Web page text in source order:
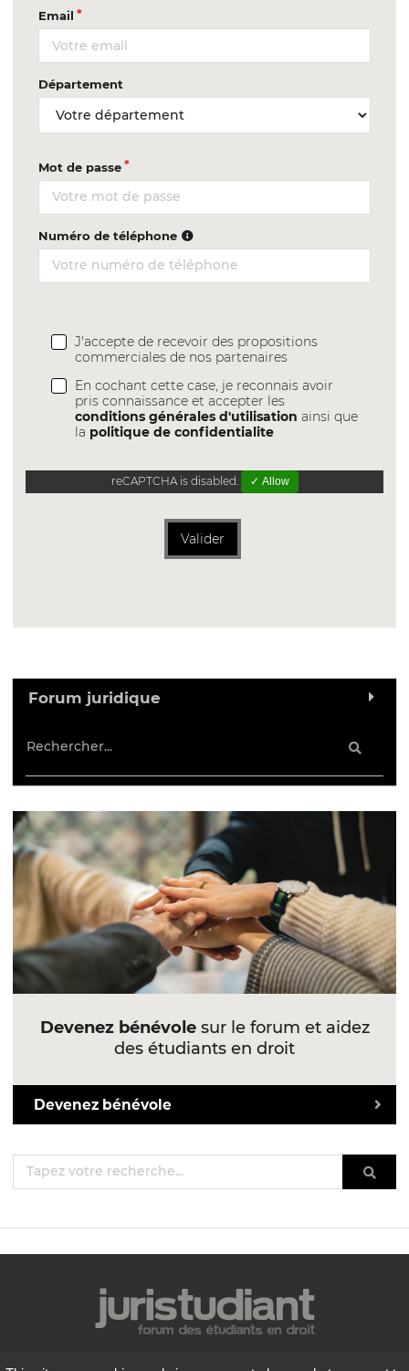
Email
Département
Mot de passe
Numéro de téléphone
J'accepte de recevoir des propositions
commerciales de nos partenaires
En cochant cette case, je reconnais avoir
pris connaissance et accepter les
conditions générales d'utilisation ainsi que
la politique de confidentialite
reCAPTCHA is disabled. ✓ Allow
Valider
Forum juridique
Devenez bénévolesur le forum et aidez
des étudiants en droit
Devenez bénévole
Mentions légales